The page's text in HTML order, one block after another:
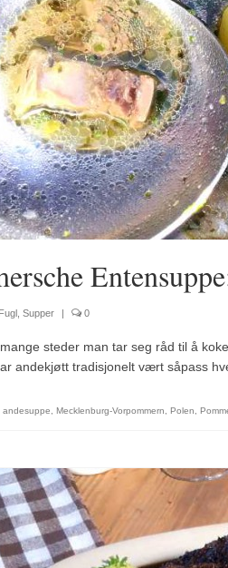
Fugl Supper | 0
steder man tar seg råd til å
andekjøtt tradisjonelt vært såpass
andesuppe Mecklenburg-Vorpommern Polen